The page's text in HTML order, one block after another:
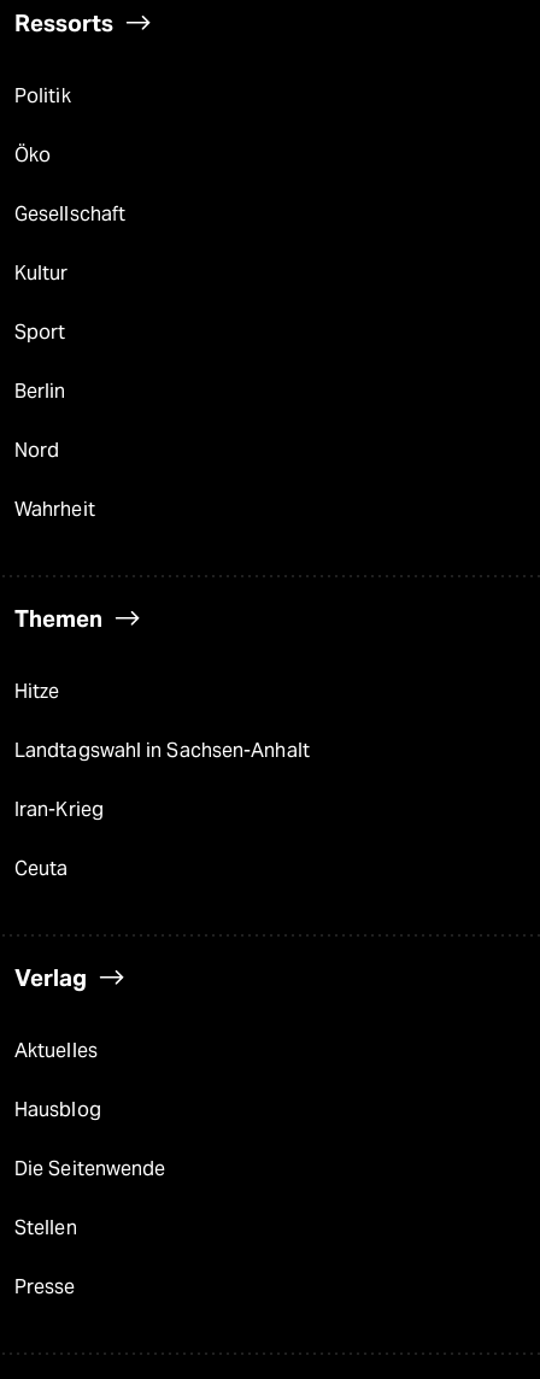
Ressorts
Politik
Öko
Gesellschaft
Kultur
Sport
Berlin
Nord
Wahrheit
Themen
Hitze
Landtagswahl in Sachsen-Anhalt
Iran-Krieg
Ceuta
Verlag
Aktuelles
Hausblog
Die Seitenwende
Stellen
Presse